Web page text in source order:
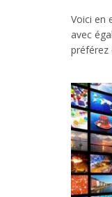
Voici en
avec